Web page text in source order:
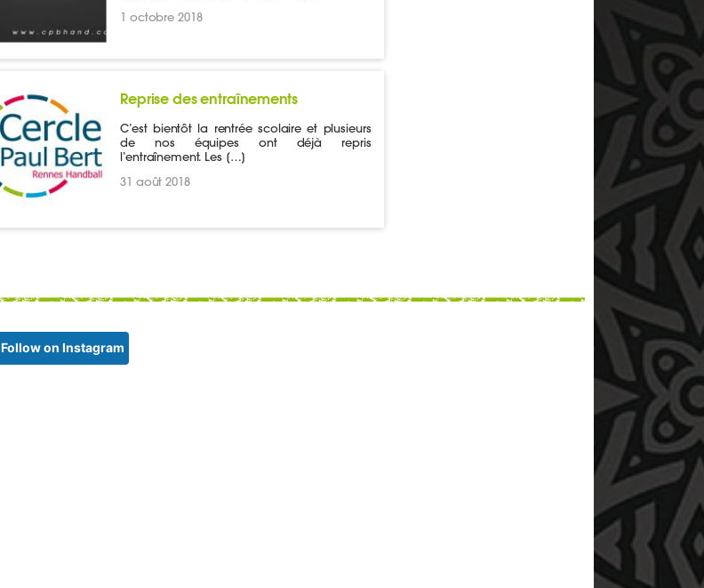
1 octobre 2018
Reprise des entraînements
C’est bientôt la rentrée scolaire et plusieurs
de nos équipes ont déjà repris
l’entraînement. Les […]
31 août 2018
Follow on Instagram